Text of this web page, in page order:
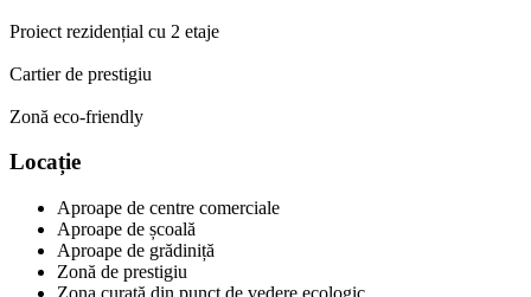
Proiect rezidențial cu 2 etaje
Cartier de prestigiu
Zonă eco-friendly
Locație
Aproape de centre comerciale
Aproape de școală
Aproape de grădiniță
Zonă de prestigiu